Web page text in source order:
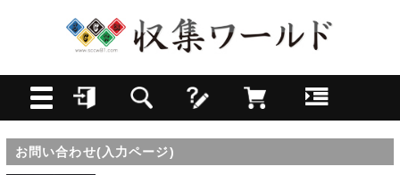
お問い合わせ(入力ページ)